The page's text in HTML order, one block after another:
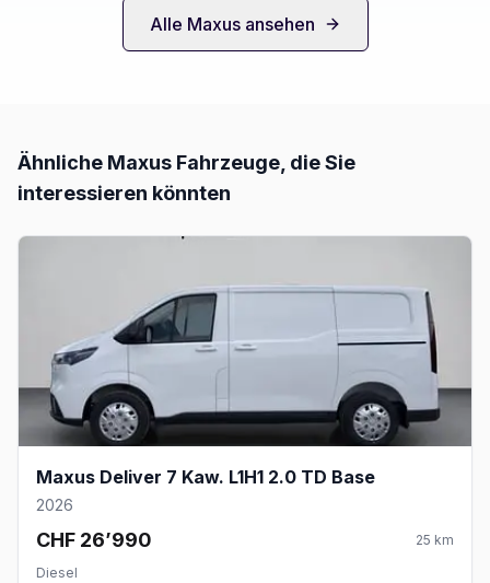
Alle Maxusansehen
Ähnliche Maxus Fahrzeuge, die Sie
interessieren könnten
Maxus Deliver 7 Kaw. L1H1 2.0 TD Base
2026
CHF 26’990 25 km
Diesel